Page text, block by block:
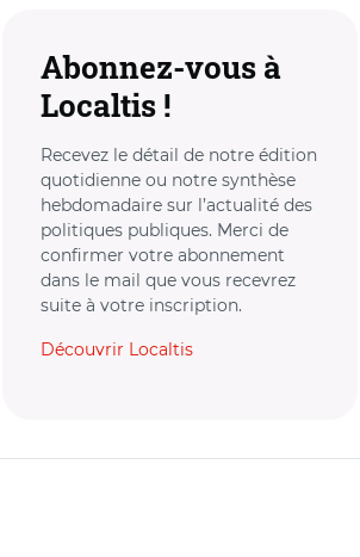
Abonnez-vous à
Localtis !
Recevez le détail de notre édition
quotidienne ou notre synthèse
hebdomadaire sur l’actualité des
politiques publiques. Merci de
confirmer votre abonnement
dans le mail que vous recevrez
suite à votre inscription.
Découvrir Localtis